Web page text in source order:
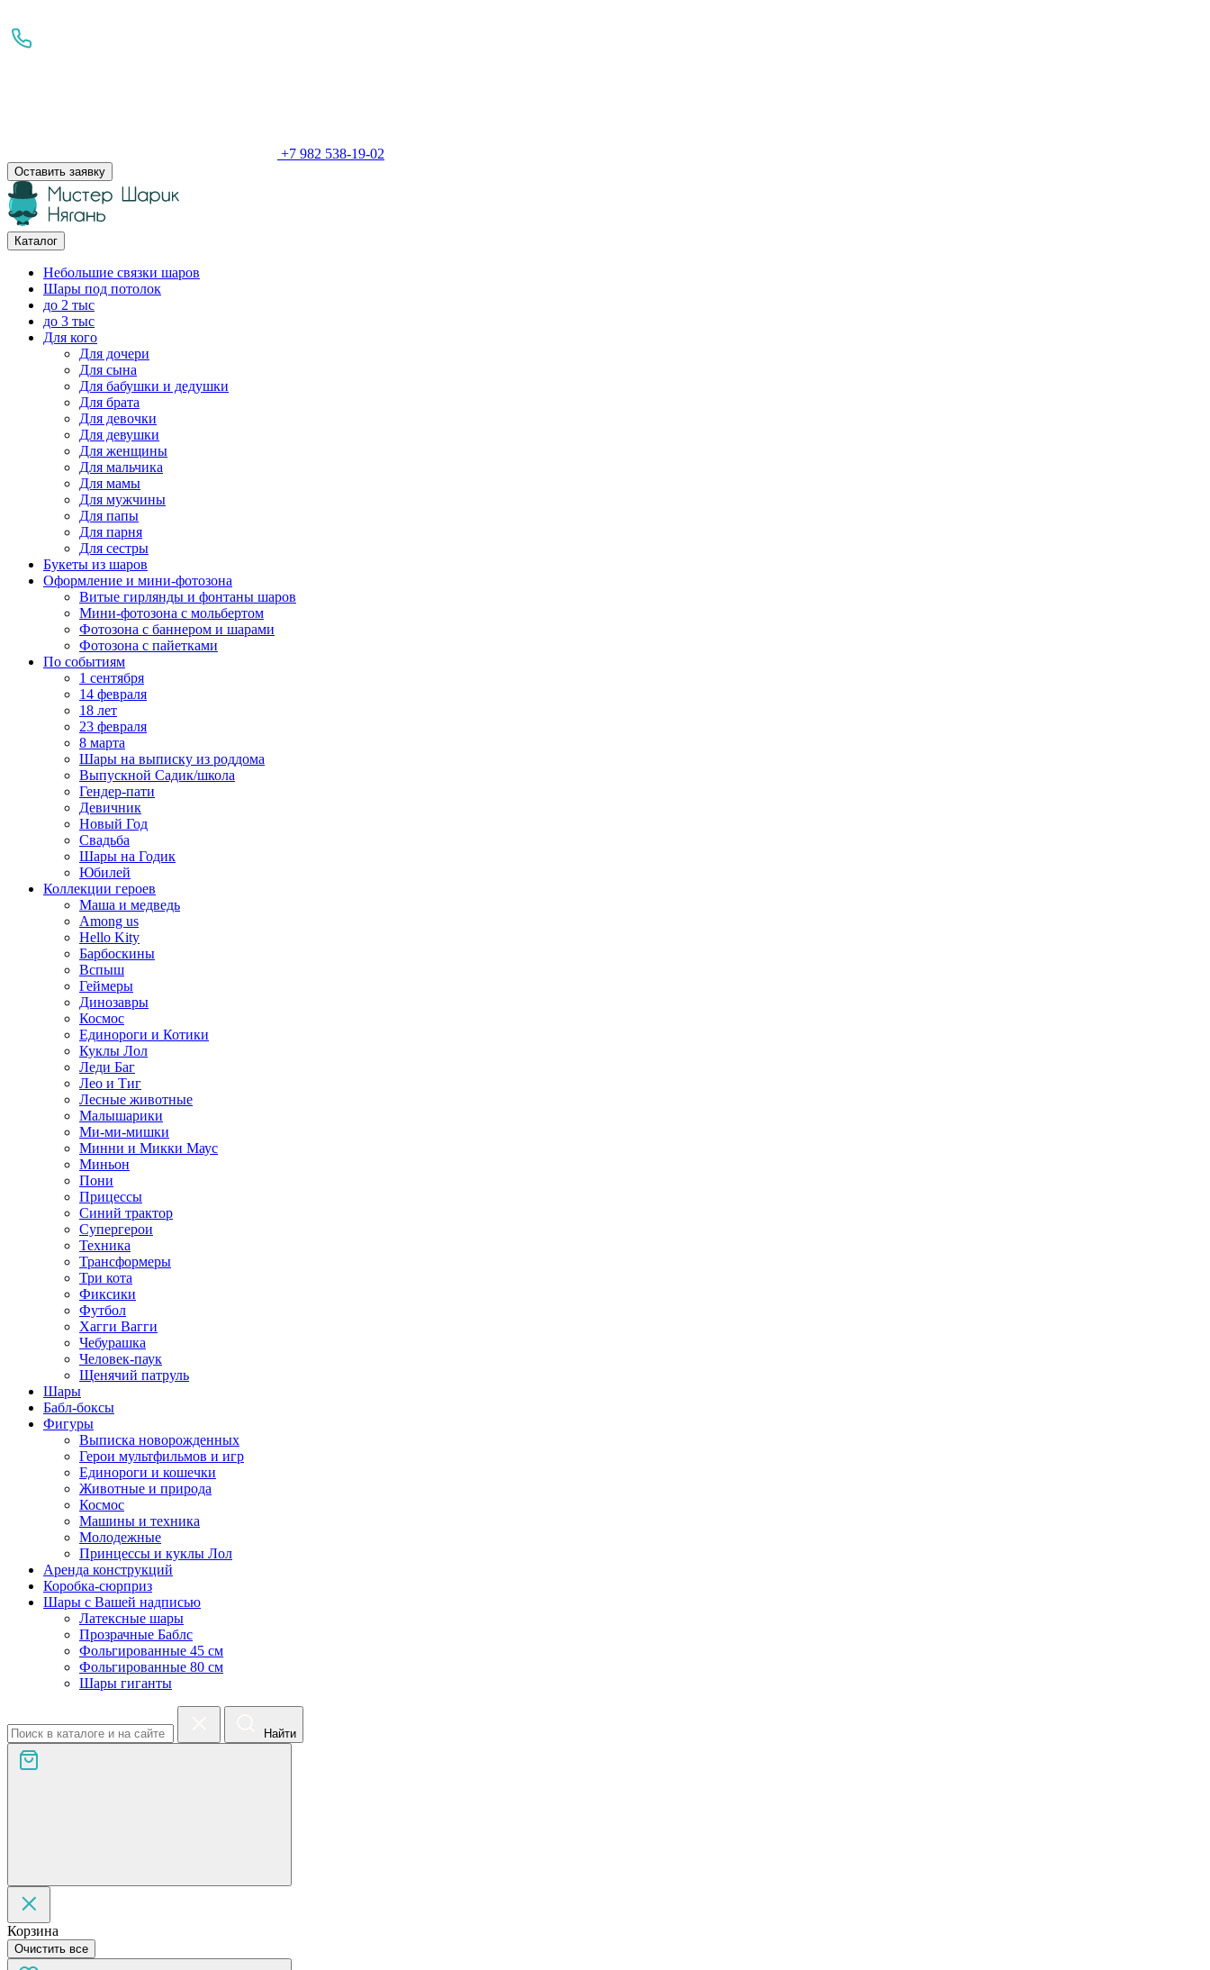
+7 982 538-19-02
Оставить заявку
Каталог
Небольшие связки шаров
Шары под потолок
до 2 тыс
до 3 тыс
Для кого
Для дочери
Для сына
Для бабушки и дедушки
Для брата
Для девочки
Для девушки
Для женщины
Для мальчика
Для мамы
Для мужчины
Для папы
Для парня
Для сестры
Букеты из шаров
Оформление и мини‑фотозона
Витые гирлянды и фонтаны шаров
Мини-фотозона с мольбертом
Фотозона с баннером и шарами
Фотозона с пайетками
По событиям
1 сентября
14 февраля
18 лет
23 февраля
8 марта
Шары на выписку из роддома
Выпускной Садик/школа
Гендер-пати
Девичник
Новый Год
Свадьба
Шары на Годик
Юбилей
Коллекции героев
Маша и медведь
Among us
Hello Kity
Барбоскины
Вспыш
Геймеры
Динозавры
Космос
Единороги и Котики
Куклы Лол
Леди Баг
Лео и Тиг
Лесные животные
Малышарики
Ми-ми-мишки
Минни и Микки Маус
Миньон
Пони
Прицессы
Синий трактор
Супергерои
Техника
Трансформеры
Три кота
Фиксики
Футбол
Хагги Вагги
Чебурашка
Человек-паук
Щенячий патруль
Шары
Бабл-боксы
Фигуры
Выписка новорожденных
Герои мультфильмов и игр
Единороги и кошечки
Животные и природа
Космос
Машины и техника
Молодежные
Принцессы и куклы Лол
Аренда конструкций
Коробка-сюрприз
Шары с Вашей надписью
Латексные шары
Прозрачные Баблс
Фольгированные 45 см
Фольгированные 80 см
Шары гиганты
Найти
Корзина
Очистить все